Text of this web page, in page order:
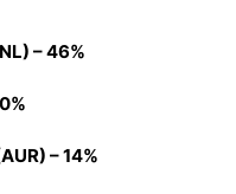
– 46%
– 14%